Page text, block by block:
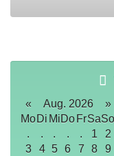
« Aug. 2026
»
MoDi MiDo FrSaSo
.
. . . . 1
2
3
4 5 6 7 8
9